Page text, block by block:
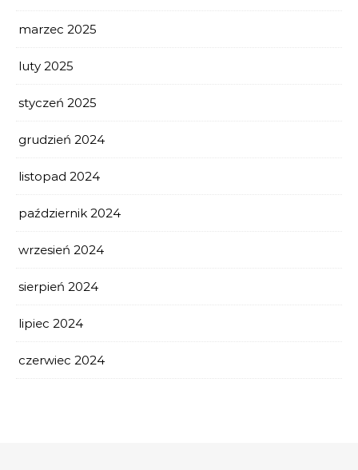
marzec 2025
luty 2025
styczeń 2025
grudzień 2024
listopad 2024
październik 2024
wrzesień 2024
sierpień 2024
lipiec 2024
czerwiec 2024